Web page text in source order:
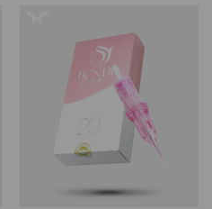
#سایر پن‌های شارژی